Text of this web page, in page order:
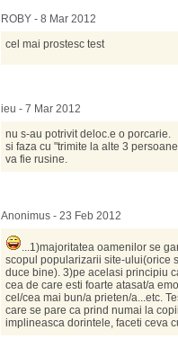
ROBY - 8 Mar 2012
cel mai prostesc test
ieu - 7 Mar 2012
nu s-au potrivit deloc.e o porcarie.
si faza cu "trimite la alte 3
va fie rusine.
Anonimus - 23 Feb 2012
...1)majoritatea oamenilor se
scopul popularizarii site-ului(orice
duce bine). 3)pe acelasi principiu
cea de care esti foarte atasat/a
cel/cea mai bun/a prieten/a...etc.
care se pare ca prind numai la
implineasca dorintele, faceti ceva